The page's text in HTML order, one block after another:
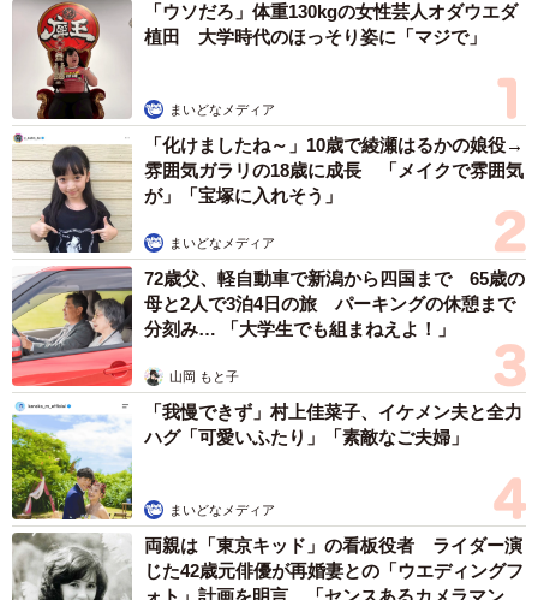
「ウソだろ」体重130kgの女性芸人オダウエダ
植田 大学時代のほっそり姿に「マジで」
まいどなメディア
「化けましたね～」10歳で綾瀬はるかの娘役→
雰囲気ガラリの18歳に成長 「メイクで雰囲気
が」「宝塚に入れそう」
まいどなメディア
72歳父、軽自動車で新潟から四国まで 65歳の
母と2人で3泊4日の旅 パーキングの休憩まで
分刻み… 「大学生でも組まねえよ！」
山岡 もと子
「我慢できず」村上佳菜子、イケメン夫と全力
ハグ「可愛いふたり」「素敵なご夫婦」
まいどなメディア
両親は「東京キッド」の看板役者 ライダー演
じた42歳元俳優が再婚妻との「ウエディングフ